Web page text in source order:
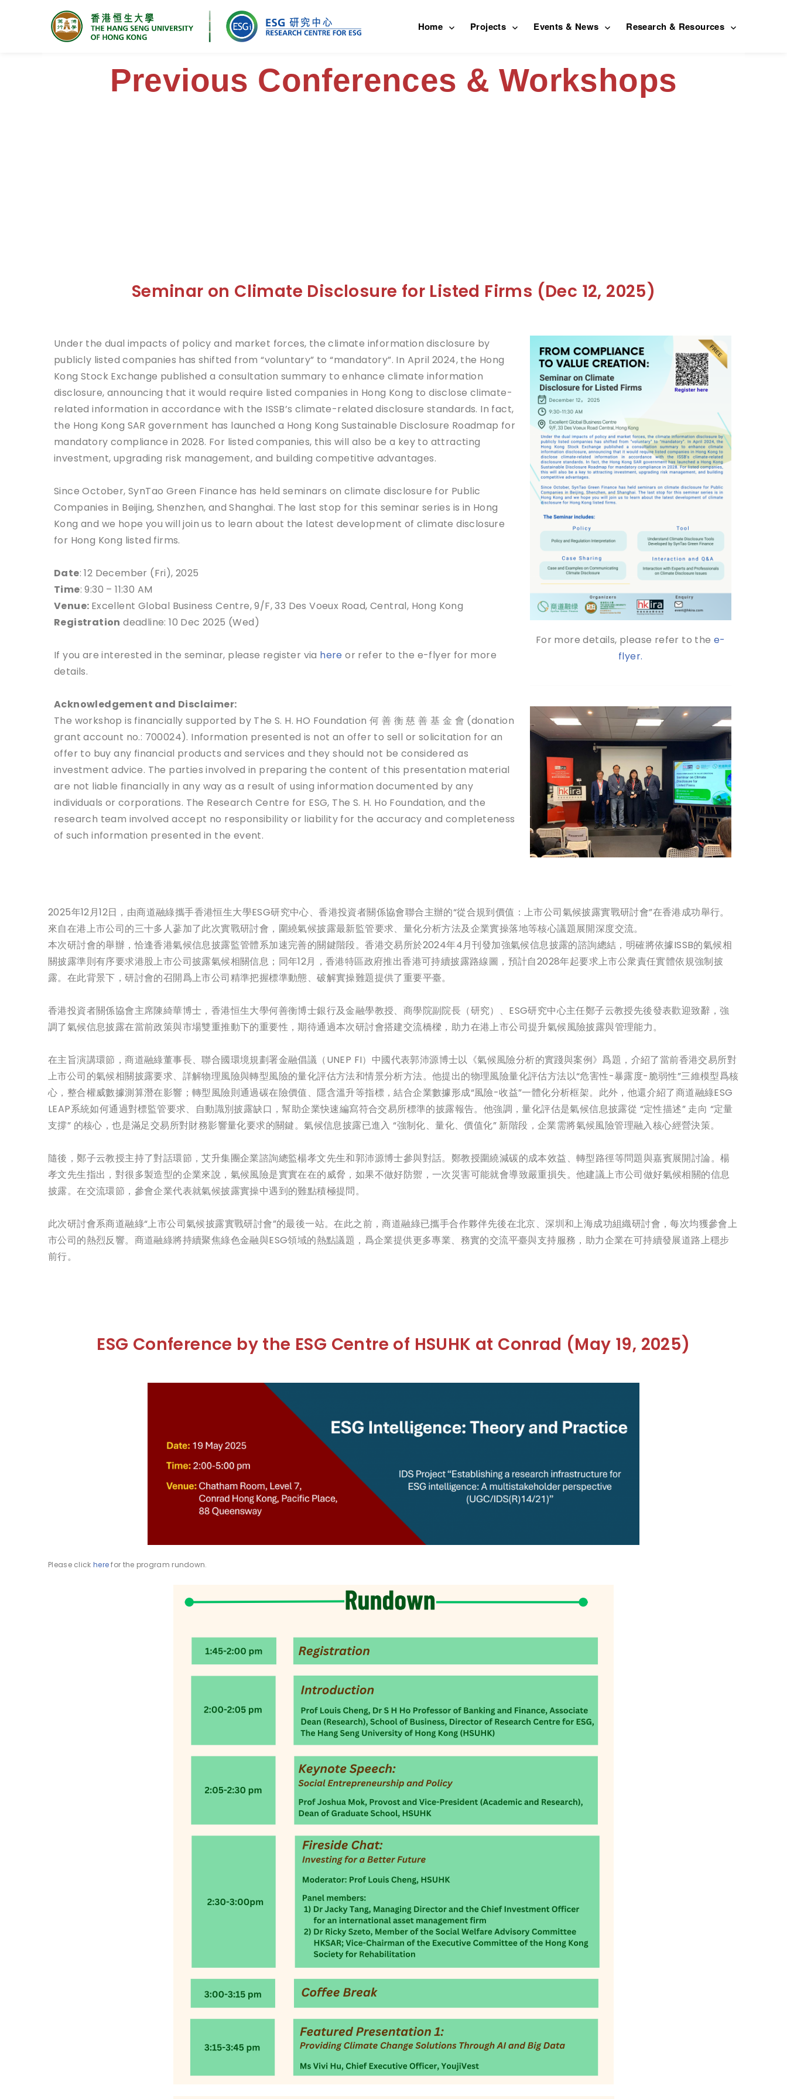
Home Projects Events & News Research & Resources
Previous Conferences & Workshops
Seminar on Climate Disclosure for Listed Firms (Dec 12, 2025)
Under the dual impacts of policy and market forces, the climate information disclosure by
publicly listed companies has shifted from “voluntary” to “mandatory”. In April 2024, the Hong
Kong Stock Exchange published a consultation summary to enhance climate information
disclosure, announcing that it would require listed companies in Hong Kong to disclose climate-
related information in accordance with the ISSB’s climate-related disclosure standards. In fact,
the Hong Kong SAR government has launched a Hong Kong Sustainable Disclosure Roadmap for
mandatory compliance in 2028. For listed companies, this will also be a key to attracting
investment, upgrading risk management, and building competitive advantages.
Since October, SynTao Green Finance has held seminars on climate disclosure for Public
Companies in Beijing, Shenzhen, and Shanghai. The last stop for this seminar series is in Hong
Kong and we hope you will join us to learn about the latest development of climate disclosure
for Hong Kong listed firms.
Date: 12 December (Fri), 2025
Time: 9:30 – 11:30 AM
Venue: Excellent Global Business Centre, 9/F, 33 Des Voeux Road, Central, Hong Kong
Registration deadline: 10 Dec 2025 (Wed)
If you are interested in the seminar, please register via here or refer to the e-flyer for more
details.
Acknowledgement and Disclaimer:
The workshop is financially supported by The S. H. HO Foundation 何 善 衡 慈 善 基 ⾦ 會 (donation
grant account no.: 700024). Information presented is not an offer to sell or solicitation for an
offer to buy any financial products and services and they should not be considered as
investment advice. The parties involved in preparing the content of this presentation material
are not liable financially in any way as a result of using information documented by any
individuals or corporations. The Research Centre for ESG, The S. H. Ho Foundation, and the
research team involved accept no responsibility or liability for the accuracy and completeness
of such information presented in the event.
For more details, please refer to the e-
flyer.
2025年12月12日，由商道融綠攜手香港恒生大學ESG研究中心、香港投資者關係協會聯合主辦的“從合規到價值：上市公司氣候披露實戰研討會”在香港成功舉行。
來自在港上市公司的三十多人蔘加了此次實戰研討會，圍繞氣候披露最新監管要求、量化分析方法及企業實操落地等核心議題展開深度交流。
本次研討會的舉辦，恰逢香港氣候信息披露監管體系加速完善的關鍵階段。香港交易所於2024年4月刊發加強氣候信息披露的諮詢總結，明確將依據ISSB的氣候相
關披露準則有序要求港股上市公司披露氣候相關信息；同年12月，香港特區政府推出香港可持續披露路線圖，預計自2028年起要求上市公衆責任實體依規強制披
露。在此背景下，研討會的召開爲上市公司精準把握標準動態、破解實操難題提供了重要平臺。
香港投資者關係協會主席陳綺華博士，香港恒生大學何善衡博士銀行及金融學教授、商學院副院長（研究）、ESG研究中心主任鄭子云教授先後發表歡迎致辭，強
調了氣候信息披露在當前政策與市場雙重推動下的重要性，期待通過本次研討會搭建交流橋樑，助力在港上市公司提升氣候風險披露與管理能力。
在主旨演講環節，商道融綠董事長、聯合國環境規劃署金融倡議（UNEP FI）中國代表郭沛源博士以《氣候風險分析的實踐與案例》爲題，介紹了當前香港交易所對
上市公司的氣候相關披露要求、詳解物理風險與轉型風險的量化評估方法和情景分析方法。他提出的物理風險量化評估方法以“危害性-暴露度-脆弱性”三維模型爲核
心，整合權威數據測算潛在影響；轉型風險則通過碳在險價值、隱含溫升等指標，結合企業數據形成“風險-收益”一體化分析框架。此外，他還介紹了商道融綠ESG
LEAP系統如何通過對標監管要求、自動識別披露缺口，幫助企業快速編寫符合交易所標準的披露報告。他強調，量化評估是氣候信息披露從 “定性描述” 走向 “定量
支撐” 的核心，也是滿足交易所對財務影響量化要求的關鍵。氣候信息披露已進入 “強制化、量化、價值化” 新階段，企業需將氣候風險管理融入核心經營決策。
隨後，鄭子云教授主持了對話環節，艾升集團企業諮詢總監楊孝文先生和郭沛源博士參與對話。鄭教授圍繞減碳的成本效益、轉型路徑等問題與嘉賓展開討論。楊
孝文先生指出，對很多製造型的企業來說，氣候風險是實實在在的威脅，如果不做好防禦，一次災害可能就會導致嚴重損失。他建議上市公司做好氣候相關的信息
披露。在交流環節，參會企業代表就氣候披露實操中遇到的難點積極提問。
此次研討會系商道融綠“上市公司氣候披露實戰研討會”的最後一站。在此之前，商道融綠已攜手合作夥伴先後在北京、深圳和上海成功組織研討會，每次均獲參會上
市公司的熱烈反響。商道融綠將持續聚焦綠色金融與ESG領域的熱點議題，爲企業提供更多專業、務實的交流平臺與支持服務，助力企業在可持續發展道路上穩步
前行。
ESG Conference by the ESG Centre of HSUHK at Conrad (May 19, 2025)
Please click herefor the program rundown.